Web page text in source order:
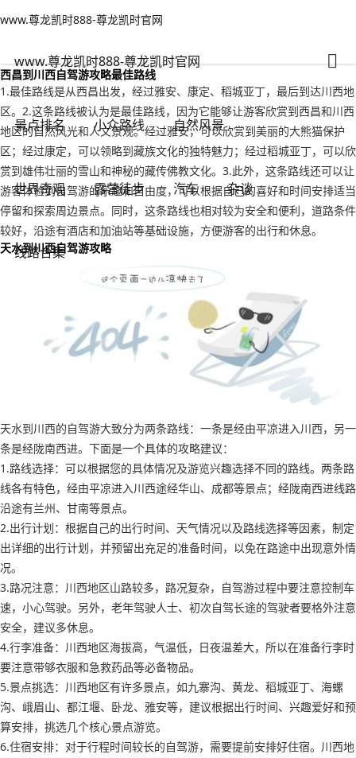
www.尊龙凯时888-尊龙凯时官网
www.尊龙凯时888-尊龙凯时官网
景点排名 小众路线 自然风景
世界奇观 露营徒步 汽车 杂谈
线路合集
www.尊龙凯时888-尊龙凯时官网
自驾游川西攻略分享，天水到川西自驾游攻略-www.尊龙凯时888
西昌到川西自驾游攻略最佳路线
1.最佳路线是从西昌出发，经过雅安、康定、稻城亚丁，最后到达川西地
区。2.这条路线被认为是最佳路线，因为它能够让游客欣赏到西昌和川西
地区的自然风光和人文景观。经过雅安，可以欣赏到美丽的大熊猫保护
区；经过康定，可以领略到藏族文化的独特魅力；经过稻城亚丁，可以欣
赏到雄伟壮丽的雪山和神秘的藏传佛教文化。3.此外，这条路线还可以让
游客体验到自驾游的乐趣和自由度，可以根据自己的喜好和时间安排适当
停留和探索周边景点。同时，这条路线也相对较为安全和便利，道路条件
较好，沿途有酒店和加油站等基础设施，方便游客的出行和休息。
天水到川西自驾游攻略
天水到川西的自驾游大致分为两条路线：一条是经由平凉进入川西，另一
条是经陇南西进。下面是一个具体的攻略建议：
1.路线选择：可以根据您的具体情况及游览兴趣选择不同的路线。两条路
线各有特色，经由平凉进入川西途经华山、成都等景点；经陇南西进线路
沿途有兰州、甘南等景点。
2.出行计划：根据自己的出行时间、天气情况以及路线选择等因素，制定
出详细的出行计划，并预留出充足的准备时间，以免在路途中出现意外情
况。
3.路况注意：川西地区山路较多，路况复杂，自驾游过程中要注意控制车
速，小心驾驶。另外，老年驾驶人士、初次自驾长途的驾驶者要格外注意
安全，建议多休息。
4.行李准备：川西地区海拔高，气温低，日夜温差大，所以在准备行李时
要注意带够衣服和急救药品等必备物品。
5.景点挑选：川西地区有许多景点，如九寨沟、黄龙、稻城亚丁、海螺
沟、峨眉山、都江堰、卧龙、雅安等，建议根据出行时间、兴趣爱好和预
算安排，挑选几个核心景点游览。
6.住宿安排：对于行程时间较长的自驾游，需要提前安排好住宿。川西地